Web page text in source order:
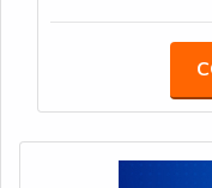
ponta, como
mangueiras
profissionais
SOBRE
bebedouro
acha a Veneza
mercado quando
hermético e